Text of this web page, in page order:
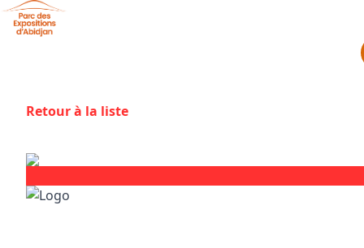
Aller au contenu principal
Retour à la liste
Panneau de gestion des cookies